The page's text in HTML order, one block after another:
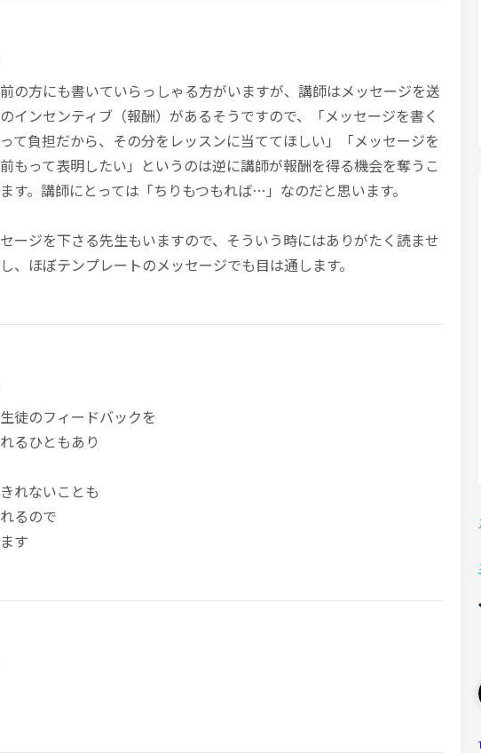
の方にも書いていらっしゃる方がいますが、講師はメッセージを送
インセンティブ（報酬）があるそうですので、「メッセージを書く
て負担だから、その分をレッスンに当ててほしい」「メッセージを
もって表明したい」というのは逆に講師が報酬を得る機会を奪うこ
す。講師にとっては「ちりもつもれば…」なのだと思います。
ージを下さる先生もいますので、そういう時にはありがたく読ませ
、ほぼテンプレートのメッセージでも目は通します。
徒のフィードバックを
るひともあり
れないことも
るので
す